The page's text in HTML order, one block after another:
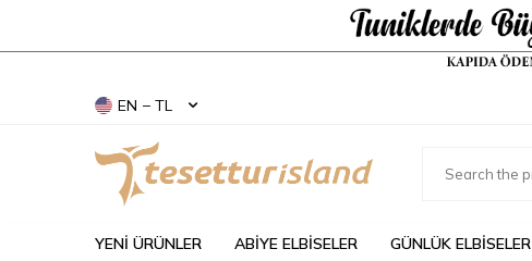
EN − TL
YENİ ÜRÜNLER ABİYE ELBİSELER GÜNLÜK ELBİSELER